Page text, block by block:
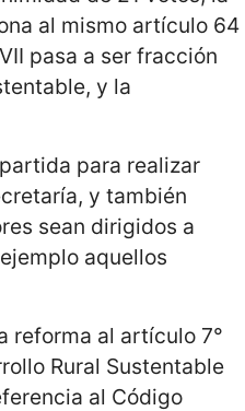
al mismo artículo 64
pasa a ser fracción
y la
para realizar
y también
sean dirigidos a
aquellos
reforma al artículo 7°
Rural Sustentable
al Código